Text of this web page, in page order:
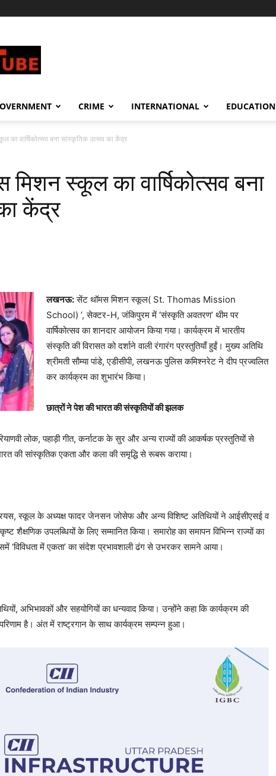
CRIME INTERNATIONAL EDUCATION
वार्षिकोत्सव बना सांस्कृतिक उत्सव का केंद्र
स्कूल का वार्षिकोत्सव बना
केंद्र
लखनऊ:सेंट थॉमस मिशन स्कूल( St. Thomas Mission
School) ’, सेक्टर-H, जंकिपुरम में ‘संस्कृति अवतरण’ थीम पर
वार्षिकोत्सव का शानदार आयोजन किया गया। कार्यक्रम में भारतीय
संस्कृति की विरासत को दर्शाने वाली रंगारंग प्रस्तुतियाँ हुईं। मुख्य अतिथि
श्रीमती सौम्या पांडे, एडीसीपी, लखनऊ पुलिस कमिश्नरेट ने दीप प्रज्वलित
कर कार्यक्रम का शुभारंभ किया।
छात्रों ने पेश की भारत की संस्कृतियों की झलक
लोक, पहाड़ी गीत, कर्नाटक के सुर और अन्य राज्यों की आकर्षक प्रस्तुतियों से
की सांस्कृतिक एकता और कला की समृद्धि से रूबरू कराया।
स्कूल के अध्यक्ष फादर जेनसन जोसेफ और अन्य विशिष्ट अतिथियों ने आईसीएसई व
शैक्षणिक उपलब्धियों के लिए सम्मानित किया। समारोह का समापन विभिन्न राज्यों का
‘विविधता में एकता’ का संदेश प्रभावशाली ढंग से उभरकर सामने आया।
अभिभावकों और सहयोगियों का धन्यवाद किया। उन्होंने कहा कि कार्यक्रम की
है। अंत में राष्ट्रगान के साथ कार्यक्रम सम्पन्न हुआ।